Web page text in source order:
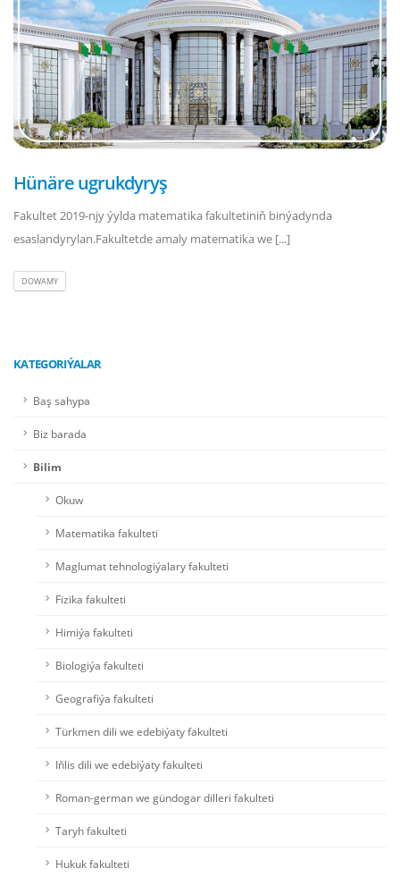
Hünäre ugrukdyryş
Fakultet 2019-njy ýylda matematika fakultetiniň binýadynda
esaslandyrylan.Fakultetde amaly matematika we [...]
DOWAMY
KATEGORIÝALAR
Baş sahypa
Biz barada
Bilim
Okuw
Matematika fakulteti
Maglumat tehnologiýalary fakulteti
Fizika fakulteti
Himiýa fakulteti
Biologiýa fakulteti
Geografiýa fakulteti
Türkmen dili we edebiýaty fakulteti
Iňlis dili we edebiýaty fakulteti
Roman-german we gündogar dilleri fakulteti
Taryh fakulteti
Hukuk fakulteti